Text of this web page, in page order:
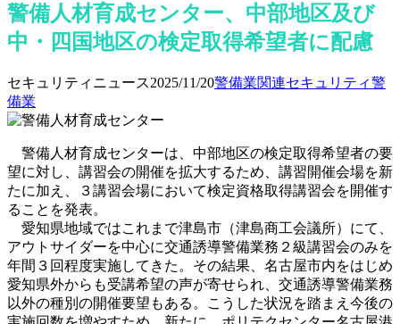
警備人材育成センター、中部地区及び
中・四国地区の検定取得希望者に配慮
セキュリティニュース2025/11/20警備業関連セキュリティ警
備業
警備人材育成センターは、中部地区の検定取得希望者の要
望に対し、講習会の開催を拡大するため、講習開催会場を新
たに加え、３講習会場において検定資格取得講習会を開催す
ることを発表。
愛知県地域ではこれまで津島市（津島商工会議所）にて、
アウトサイダーを中心に交通誘導警備業務２級講習会のみを
年間３回程度実施してきた。その結果、名古屋市内をはじめ
愛知県外からも受講希望の声が寄せられ、交通誘導警備業務
以外の種別の開催要望もある。こうした状況を踏まえ今後の